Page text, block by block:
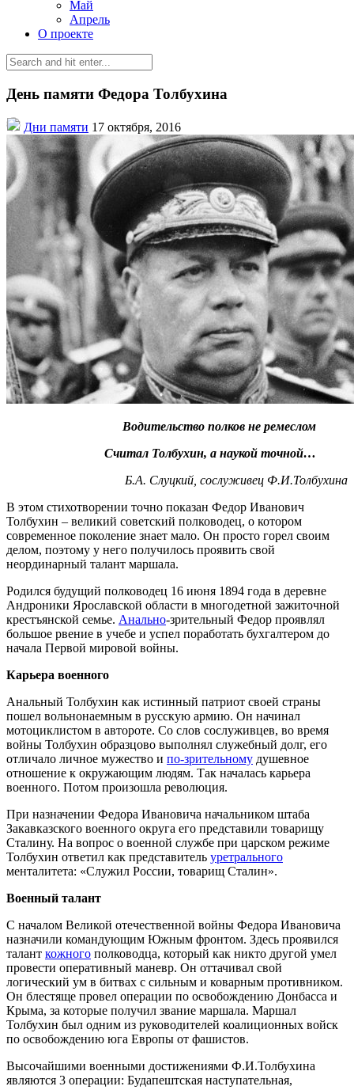
Май
Апрель
О проекте
День памяти Федора Толбухина
Дни памяти 17 октября, 2016
Водительство полков не ремеслом
Считал Толбухин, а наукой точной…
Б.А. Слуцкий, сослуживец Ф.И.Толбухина
В этом стихотворении точно показан Федор Иванович
Толбухин – великий советский полководец, о котором
современное поколение знает мало. Он просто горел своим
делом, поэтому у него получилось проявить свой
неординарный талант маршала.
Родился будущий полководец 16 июня 1894 года в деревне
Андроники Ярославской области в многодетной зажиточной
крестъянской семье. Анально-зрительный Федор проявлял
большое рвение в учебе и успел поработать бухгалтером до
начала Первой мировой войны.
Карьера военного
Анальный Толбухин как истинный патриот своей страны
пошел вольнонаемным в русскую армию. Он начинал
мотоциклистом в автороте. Со слов сослуживцев, во время
войны Толбухин образцово выполнял служебный долг, его
отличало личное мужество и по-зрительному душевное
отношение к окружающим людям. Так началась карьера
военного. Потом произошла революция.
При назначении Федора Ивановича начальником штаба
Закавказского военного округа его представили товарищу
Сталину. На вопрос о военной службе при царском режиме
Толбухин ответил как представитель уретрального
менталитета: «Служил России, товарищ Сталин».
Военный талант
С началом Великой отечественной войны Федора Ивановича
назначили командующим Южным фронтом. Здесь проявился
талант кожного полководца, который как никто другой умел
провести оперативный маневр. Он оттачивал свой
логический ум в битвах с сильным и коварным противником.
Он блестяще провел операции по освобождению Донбасса и
Крыма, за которые получил звание маршала. Маршал
Толбухин был одним из руководителей коалиционных войск
по освобождению юга Европы от фашистов.
Высочайшими военными достижениями Ф.И.Толбухина
являются 3 операции: Будапештская наступательная,